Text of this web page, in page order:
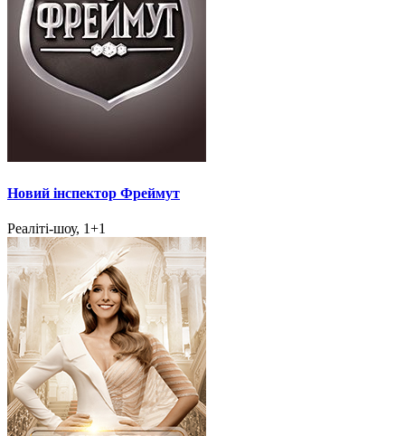
Новий інспектор Фреймут
Реаліті-шоу, 1+1